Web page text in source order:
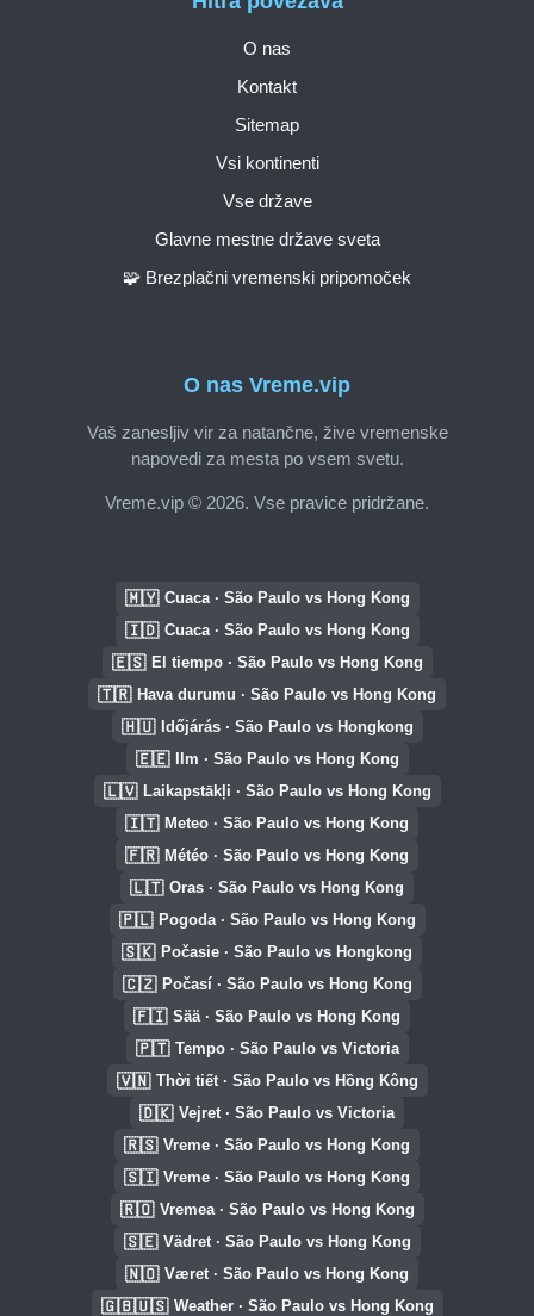
O nas Vreme.vip
Vaš zanesljiv vir za natančne, žive vremenske
napovedi za mesta po vsem svetu.
Vreme.vip © 2026. Vse pravice pridržane.
O nas
Kontakt
Sitemap
Vsi kontinenti
Vse države
Glavne mestne države sveta
🧩 Brezplačni vremenski pripomoček
🇲🇾 Cuaca · São Paulo vs Hong Kong
🇮🇩 Cuaca · São Paulo vs Hong Kong
🇪🇸 El tiempo · São Paulo vs Hong Kong
🇹🇷 Hava durumu · São Paulo vs Hong Kong
🇭🇺 Időjárás · São Paulo vs Hongkong
🇪🇪 Ilm · São Paulo vs Hong Kong
🇱🇻 Laikapstākļi · São Paulo vs Hong Kong
🇮🇹 Meteo · São Paulo vs Hong Kong
🇫🇷 Météo · São Paulo vs Hong Kong
🇱🇹 Oras · São Paulo vs Hong Kong
🇵🇱 Pogoda · São Paulo vs Hong Kong
🇸🇰 Počasie · São Paulo vs Hongkong
🇨🇿 Počasí · São Paulo vs Hong Kong
🇫🇮 Sää · São Paulo vs Hong Kong
🇵🇹 Tempo · São Paulo vs Victoria
🇻🇳 Thời tiết · São Paulo vs Hồng Kông
🇩🇰 Vejret · São Paulo vs Victoria
🇷🇸 Vreme · São Paulo vs Hong Kong
🇸🇮 Vreme · São Paulo vs Hong Kong
🇷🇴 Vremea · São Paulo vs Hong Kong
🇸🇪 Vädret · São Paulo vs Hong Kong
🇳🇴 Været · São Paulo vs Hong Kong
🇬🇧🇺🇸 Weather · São Paulo vs Hong Kong